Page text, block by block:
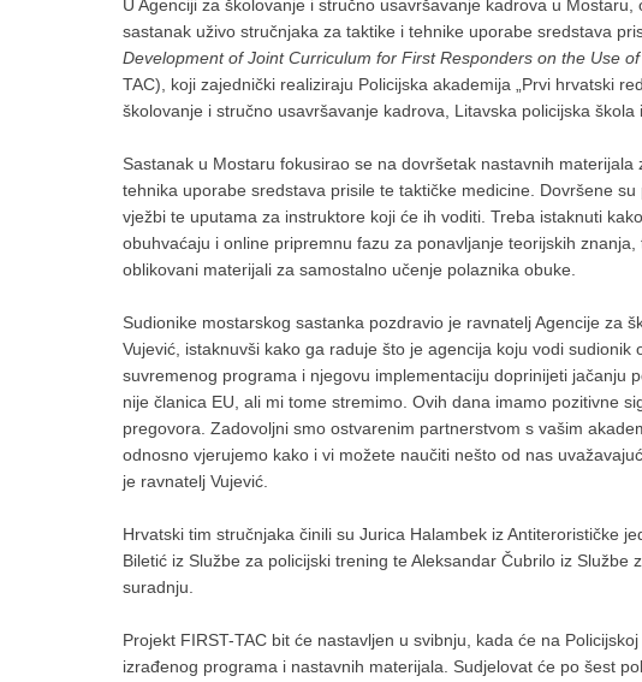
U Agenciji za školovanje i stručno usavršavanje kadrova u
sastanak uživo stručnjaka za taktike i tehnike uporabe sredstava
Development of Joint Curriculum for First Responders on the Use
TAC), koji zajednički realiziraju Policijska akademija „Prvi hrvatski
školovanje i stručno usavršavanje kadrova, Litavska policijska škola
Sastanak u Mostaru fokusirao se na dovršetak nastavnih
tehnika uporabe sredstava prisile te taktičke medicine. Dovršene
vježbi te uputama za instruktore koji će ih voditi. Treba istaknuti
obuhvaćaju i online pripremnu fazu za ponavljanje teorijskih
oblikovani materijali za samostalno učenje polaznika obuke.
Sudionike mostarskog sastanka pozdravio je ravnatelj Agencije za
Vujević, istaknuvši kako ga raduje što je agencija koju vodi
suvremenog programa i njegovu implementaciju doprinijeti jačanju
nije članica EU, ali mi tome stremimo. Ovih dana imamo pozitivne
pregovora. Zadovoljni smo ostvarenim partnerstvom s vašim
odnosno vjerujemo kako i vi možete naučiti nešto od nas
je ravnatelj Vujević.
Hrvatski tim stručnjaka činili su Jurica Halambek iz Antiterorističke
Biletić iz Službe za policijski trening te Aleksandar Čubrilo iz
suradnju.
Projekt FIRST-TAC bit će nastavljen u svibnju, kada će na
izrađenog programa i nastavnih materijala. Sudjelovat će po šest